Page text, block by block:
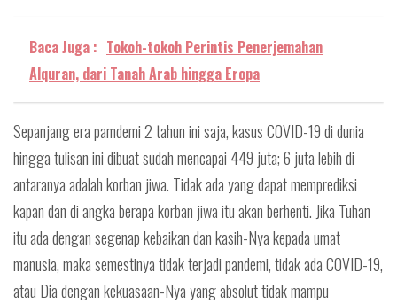
Baca Juga : Tokoh-tokoh Perintis Penerjemahan
Alquran, dari Tanah Arab hingga Eropa
Sepanjang era pamdemi 2 tahun ini saja, kasus COVID-19 di dunia
hingga tulisan ini dibuat sudah mencapai 449 juta; 6 juta lebih di
antaranya adalah korban jiwa. Tidak ada yang dapat memprediksi
kapan dan di angka berapa korban jiwa itu akan berhenti. Jika Tuhan
itu ada dengan segenap kebaikan dan kasih-Nya kepada umat
manusia, maka semestinya tidak terjadi pandemi, tidak ada COVID-19,
atau Dia dengan kekuasaan-Nya yang absolut tidak mampu